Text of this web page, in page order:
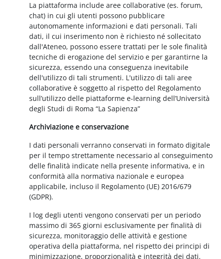
La piattaforma include aree collaborative (es. forum,
chat) in cui gli utenti possono pubblicare
autonomamente informazioni e dati personali. Tali
dati, il cui inserimento non è richiesto né sollecitato
dall'Ateneo, possono essere trattati per le sole finalità
tecniche di erogazione del servizio e per garantirne la
sicurezza, essendo una conseguenza inevitabile
dell'utilizzo di tali strumenti. L'utilizzo di tali aree
collaborative è soggetto al rispetto del Regolamento
sull’utilizzo delle piattaforme e-learning dell’Università
degli Studi di Roma “La Sapienza”
Archiviazione e conservazione
I dati personali verranno conservati in formato digitale
per il tempo strettamente necessario al conseguimento
delle finalità indicate nella presente informativa, e in
conformità alla normativa nazionale e europea
applicabile, incluso il Regolamento (UE) 2016/679
(GDPR).
I log degli utenti vengono conservati per un periodo
massimo di 365 giorni esclusivamente per finalità di
sicurezza, monitoraggio delle attività e gestione
operativa della piattaforma, nel rispetto dei principi di
minimizzazione, proporzionalità e integrità dei dati.